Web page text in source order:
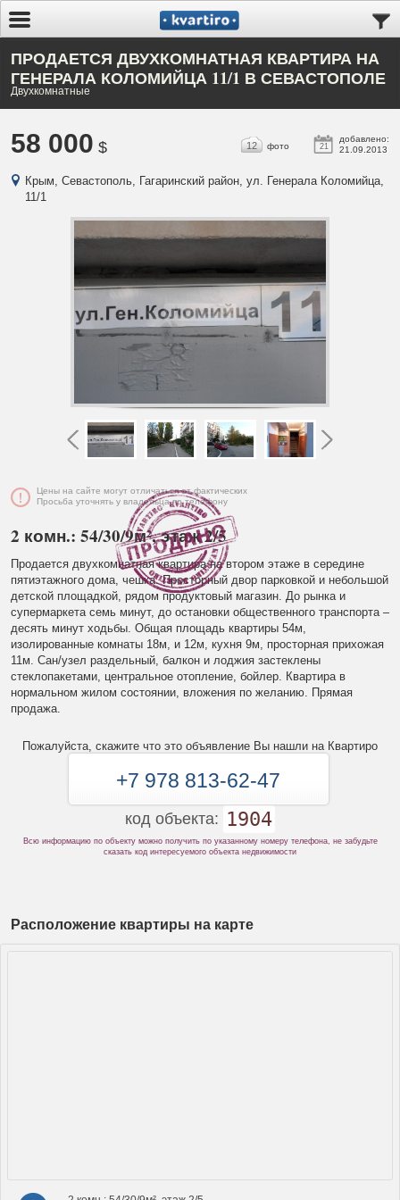
ПРОДАЕТСЯ ДВУХКОМНАТНАЯ КВАРТИРА НА
ГЕНЕРАЛА КОЛОМИЙЦА 11/1 В СЕВАСТОПОЛЕ
Двухкомнатные
58 000 $ 21
добавлено:
21.09.2013
12 фото
Крым, Севастополь, Гагаринский район, ул. Генерала Коломийца,
11/1
Цены на сайте могут отличаться от фактических
Просьба уточнять у владельца по телефону
2 комн.: 54/30/9м², этаж 2/5
Продается двухкомнатная квартира на втором этаже в середине
пятиэтажного дома, чешка. Просторный двор парковкой и небольшой
детской площадкой, рядом продуктовый магазин. До рынка и
супермаркета семь минут, до остановки общественного транспорта –
десять минут ходьбы. Общая площадь квартиры 54м,
изолированные комнаты 18м, и 12м, кухня 9м, просторная прихожая
11м. Сан/узел раздельный, балкон и лоджия застеклены
стеклопакетами, центральное отопление, бойлер. Квартира в
нормальном жилом состоянии, вложения по желанию. Прямая
продажа.
Пожалуйста, скажите что это объявление Вы нашли на Квартиро
+7 978 813-62-47
код объекта: 1904
Всю информацию по объекту можно получить по указанному номеру телефона, не забудьте
сказать код интересуемого объекта недвижимости
Расположение квартиры на карте